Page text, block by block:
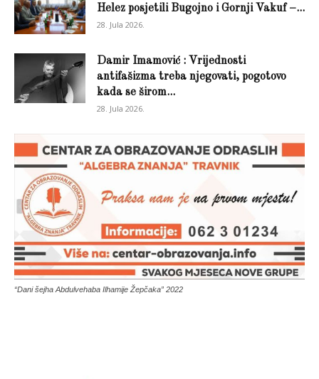
Helez posjetili Bugojno i Gornji Vakuf –...
28. Jula 2026.
Damir Imamović : Vrijednosti
antifašizma treba njegovati, pogotovo
kada se širom...
28. Jula 2026.
“Dani šejha Abdulvehaba Ilhamije Žepčaka” 2022